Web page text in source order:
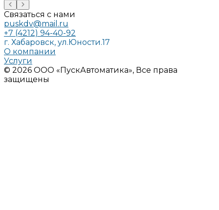
Связаться с нами
puskdv@mail.ru
+7 (4212) 94-40-92
г. Хабаровск, ул.Юности.17
О компании
Услуги
© 2026 ООО «ПускАвтоматика», Все права
защищены